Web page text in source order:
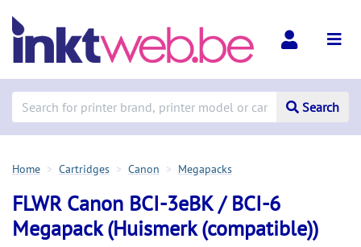
Search
Home Cartridges Canon Megapacks
FLWR Canon BCI-3eBK / BCI-6
Megapack (Huismerk (compatible))